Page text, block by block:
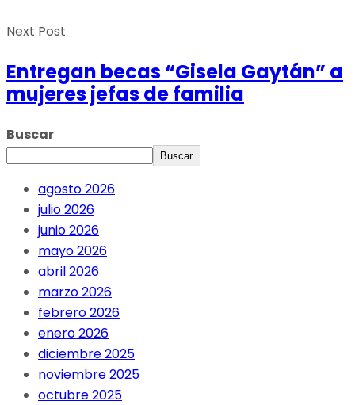
Next Post
Entregan becas “Gisela Gaytán” a
mujeres jefas de familia
Buscar
Buscar
agosto 2026
julio 2026
junio 2026
mayo 2026
abril 2026
marzo 2026
febrero 2026
enero 2026
diciembre 2025
noviembre 2025
octubre 2025